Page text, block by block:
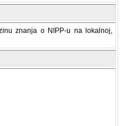
znanja o NIPP-u na lokalnoj,